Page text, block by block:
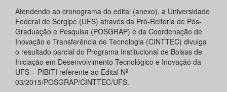
Atendendo ao cronograma do edital (anexo), a Universidade
Federal de Sergipe (UFS) através da Pró-Reitoria de Pós-
Graduação e Pesquisa (POSGRAP) e da Coordenação de
Inovação e Transferência de Tecnologia (CINTTEC) divulga
o resultado parcial do Programa Institucional de Bolsas de
Iniciação em Desenvolvimento Tecnológico e Inovação da
UFS – PIBITI referente ao Edital Nº
03/2015/POSGRAP/CINTTEC/UFS.